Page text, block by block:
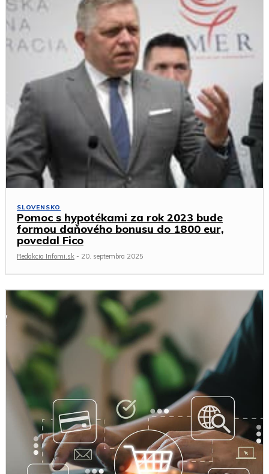
SLOVENSKO
Pomoc s hypotékami za rok 2023 bude
formou daňového bonusu do 1800 eur,
povedal Fico
Redakcia Infomi.sk - 20. septembra 2025